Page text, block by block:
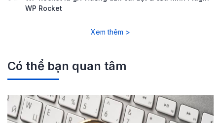
WP Rocket
Xem thêm >
Có thể bạn quan tâm